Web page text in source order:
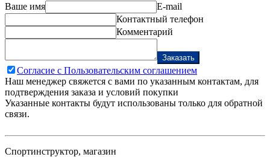
Ваше имя
E-mail
Контактный телефон
Комментарий
Заказать
Согласие с Пользовательским соглашением
Наш менеджер свяжется с вами по указанным контактам, для
подтверждения заказа и условий покупки
Указанные контакты будут использованы только для обратной
связи.
Спортинструктор, магазин